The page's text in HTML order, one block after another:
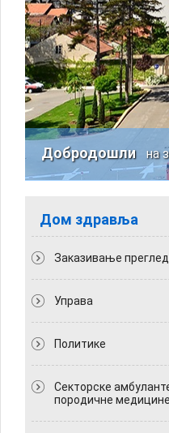
Добродошлина
Дом здравља
Заказивање
Управа
Политикe
Секторске
породичне медицине